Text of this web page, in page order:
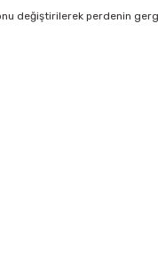
değiştirilerek perdenin